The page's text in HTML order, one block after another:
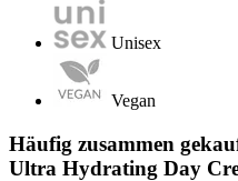
Unisex
Vegan
Häufig zusammen
Ultra Hydrating Day